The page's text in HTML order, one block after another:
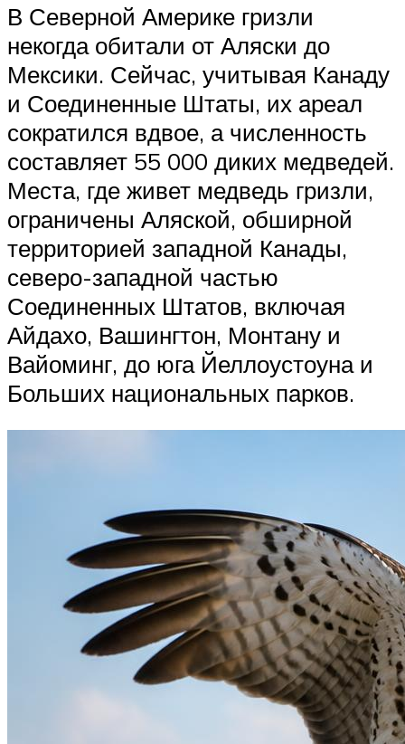
В Северной Америке гризли
некогда обитали от Аляски до
Мексики. Сейчас, учитывая Канаду
и Соединенные Штаты, их ареал
сократился вдвое, а численность
составляет 55 000 диких медведей.
Места, где живет медведь гризли,
ограничены Аляской, обширной
территорией западной Канады,
северо-западной частью
Соединенных Штатов, включая
Айдахо, Вашингтон, Монтану и
Вайоминг, до юга Йеллоустоуна и
Больших национальных парков.